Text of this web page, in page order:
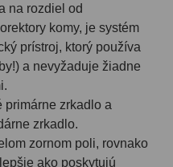
na rozdiel od
komy, je systém
prístroj, ktorý používa
a nevyžaduje žiadne
primárne zrkadlo a
zrkadlo.
zornom poli, rovnako
ako poskytujú